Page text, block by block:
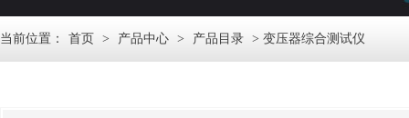
当前位置： 首页 > 产品中心 > 产品目录 > 变压器综合测试仪